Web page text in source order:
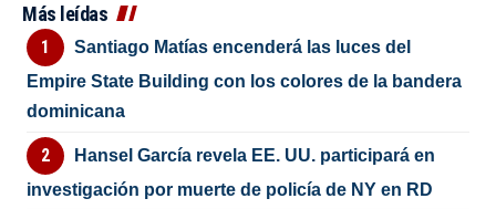
Más leídas
Santiago Matías encenderá las luces del
Empire State Building con los colores de la bandera
dominicana
Hansel García revela EE. UU. participará en
investigación por muerte de policía de NY en RD